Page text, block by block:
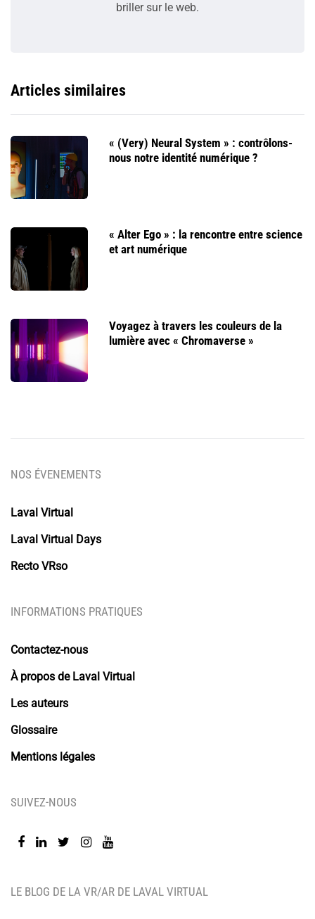
briller sur le web.
Articles similaires
« (Very) Neural System » : contrôlons-
nous notre identité numérique ?
« Alter Ego » : la rencontre entre science
et art numérique
Voyagez à travers les couleurs de la
lumière avec « Chromaverse »
LE BLOG DE LA VR/AR DE LAVAL VIRTUAL
NOS ÉVENEMENTS
Laval Virtual
Laval Virtual Days
Recto VRso
INFORMATIONS PRATIQUES
Contactez-nous
À propos de Laval Virtual
Les auteurs
Glossaire
Mentions légales
SUIVEZ-NOUS